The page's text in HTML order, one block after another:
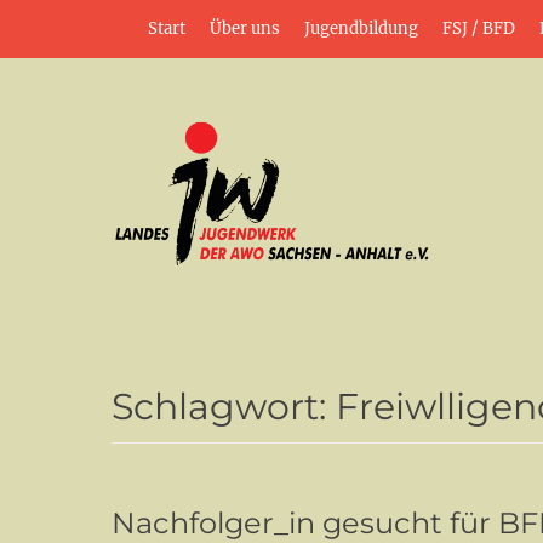
Header-Menü
Start Über uns Jugendbildung FSJ / BFD
jung•politisch•kreativ
Schlagwort:
Nachfolger_in gesucht für